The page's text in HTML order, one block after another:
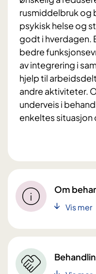
rusmiddelbruk og
psykisk helse og
godt i hverdagen.
bedre
av integrering i
hjelp til
andre aktiviteter.
underveis i
enkeltes situasjon
Om
Vis mer